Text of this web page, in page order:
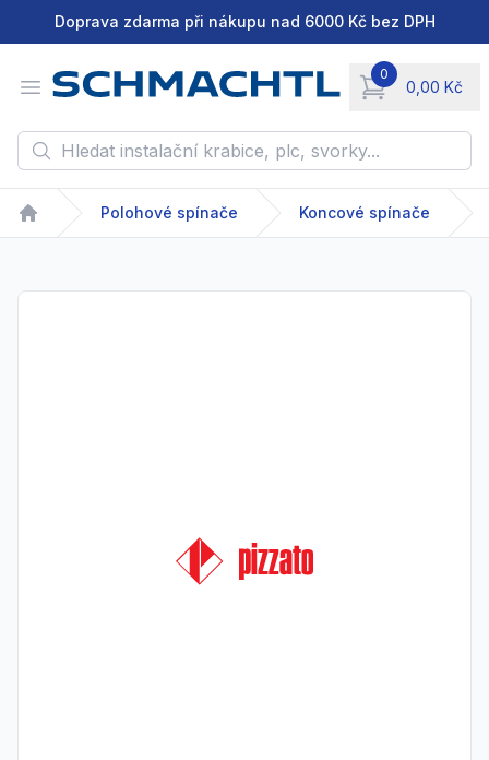
Doprava zdarma při nákupu nad 6000 Kč bez DPH
Open menu
0
0,00 Kč
items in cart,
Hledat instalační krabice, plc, svorky...
Home
Polohové spínače Koncové spínače